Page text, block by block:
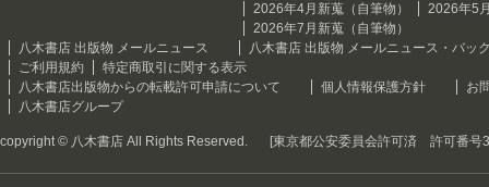
2026年4月新蒐（自筆物）
2026年5
2026年7月新蒐（自筆物）
八木書店 出版物 メールニュース
八木書店 出版物 メールニュース・バッ
ご利用規約
特定商取引に関する表示
八木書店出版物からの転載許可申請について
個人情報保護方針
お
八木書店グループ
copyright © 八木書店 All Rights Reserved. [東京都公安委員会許可済 許可番号